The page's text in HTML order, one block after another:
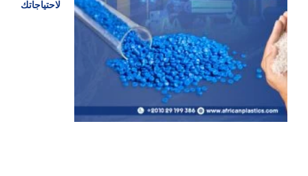
لاحتياجاتك